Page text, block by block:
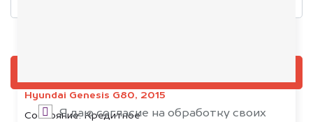
Hyundai Genesis G80, 2015
Состояние:Кредитное
Я даю согласие на обработку своих